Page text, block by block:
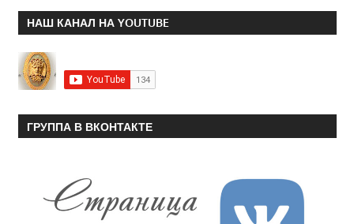
НАШ КАНАЛ НА YOUTUBE
ГРУППА В ВКОНТАКТЕ